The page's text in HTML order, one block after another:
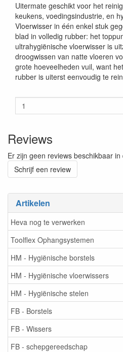
Artikelen
Heva nog te verwerken
Toolflex Ophangsystemen
HM - Hygiënische borstels
HM - Hygiënische vloerwissers
HM - Hygiënische stelen
FB - Borstels
FB - Wissers
FB - schepgereedschap
Uitermate geschikt voor het
keukens, voedingsindustrie, en
Vloerwisser in één enkel stuk
blad in volledig rubber: het
ultrahygiënische vloerwisser is
droogwissen van natte vloeren
grote hoeveelheden vuil, want
rubber is uiterst eenvoudig te
Reviews
Er zijn geen reviews beschikbaar
Schrijf een review